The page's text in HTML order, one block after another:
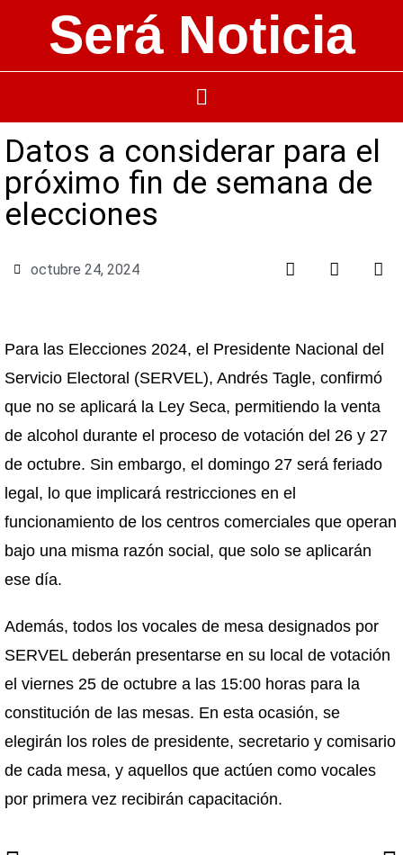
Será Noticia
Datos a considerar para el
próximo fin de semana de
elecciones
octubre 24, 2024
Para las Elecciones 2024, el Presidente Nacional del
Servicio Electoral (SERVEL), Andrés Tagle, confirmó
que no se aplicará la Ley Seca, permitiendo la venta
de alcohol durante el proceso de votación del 26 y 27
de octubre. Sin embargo, el domingo 27 será feriado
legal, lo que implicará restricciones en el
funcionamiento de los centros comerciales que operan
bajo una misma razón social, que solo se aplicarán
ese día.
Además, todos los vocales de mesa designados por
SERVEL deberán presentarse en su local de votación
el viernes 25 de octubre a las 15:00 horas para la
constitución de las mesas. En esta ocasión, se
elegirán los roles de presidente, secretario y comisario
de cada mesa, y aquellos que actúen como vocales
por primera vez recibirán capacitación.